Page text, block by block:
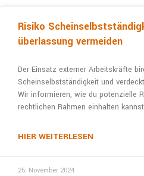
Risiko
überlassung vermeiden
Der Einsatz externer Arbeitskräfte
Scheinselbstständigkeit und
Wir informieren, wie du poten­zielle
rechtlichen Rahmen einhalten
HIER WEITERLESEN
25. November 2024